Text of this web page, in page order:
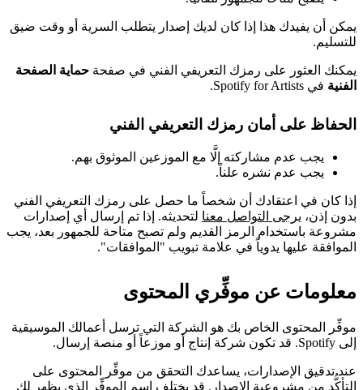
يمكن أن يفيدك هذا إذا كان لديك إصدار يتطلب السرية أو وقت ضيق
للتسليم.
يمكنك العثور على رمزك التعريفي الفني في صفحة حماية الصفحة
الفنية في Spotify for Artists.
الحفاظ على أمان رمزك التعريفي الفني
يجب عدم مشاركته إلَّا مع الموزعين الموثوق بهم.
يجب عدم نشره علناً.
إذا كان في اعتقادك أن شخصاً ما حصل على رمزك التعريفي الفني
بدون إذن، يرجى التواصل معنا لتحديثه. إذا تم إرسال أي إصدارات
مشروعة باستخدام الرمز القديم ولم تصبح متاحة للجمهور بعد، يجب
الموافقة عليها يدوياً في علامة تبويب "الموافقات".
معلومات عن موفِّري المحتوى
موفِّر المحتوى الخاص بك هو الشركة التي ترسل أعمالك الموسيقية
إلى Spotify. قد تكون شركة إنتاج أو موزعاً أو منصة إرسال.
عند تدقيق الإصدارات، يساعدك التحقق من موفِّر المحتوى على
التأكُّد من مشروعية الإصدار. قد يختلف اسم الموفِّر الذي يظهر لك